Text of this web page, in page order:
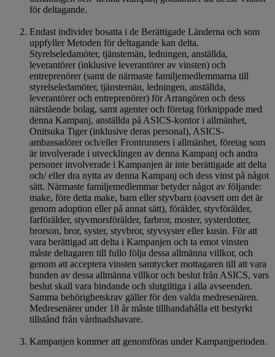
för deltagande.
Endast individer bosatta i de Berättigade Länderna och som
uppfyller Metoden för deltagande kan delta.
Styrelseledamöter, tjänstemän, ledningen, anställda,
leverantörer (inklusive leverantörer av vinsten) och
entreprenörer (samt de närmaste familjemedlemmarna till
styrelseledamöter, tjänstemän, ledningen, anställda,
leverantörer och entreprenörer) för Arrangören och dess
närstående bolag, samt agenter och företag förknippade med
denna Kampanj, anställda på ASICS-kontor i allmänhet,
Onitsuka Tiger (inklusive deras personal), ASICS-
ambassadörer och/eller Frontrunners i allmänhet, företag som
är involverade i utvecklingen av denna Kampanj och andra
personer involverade i Kampanjen är inte berättigade att delta
och/ eller dra nytta av denna Kampanj och dess vinst på något
sätt. Närmaste familjemedlemmar betyder något av följande:
make, före detta make, barn eller styvbarn (oavsett om det är
genom adoption eller på annat sätt), förälder, styvförälder,
farförälder, styvmorsförälder, farbror, moster, systerdotter,
brorson, bror, syster, styvbror, styvsyster eller kusin. För att
vara berättigad att delta i Kampanjen och ta emot vinsten
måste deltagaren till fullo följa dessa allmänna villkor, och
genom att acceptera vinsten samtycker mottagaren till att vara
bunden av dessa allmänna villkor och beslut från ASICS, vars
beslut skall vara bindande och slutgiltiga i alla avseenden.
Samma behörighetskrav gäller för den valda medresenären.
Medresenärer under 18 år måste tillhandahålla ett bestyrkt
tillstånd från vårdnadshavare.
Kampanjen kommer att genomföras under Kampanjperioden.